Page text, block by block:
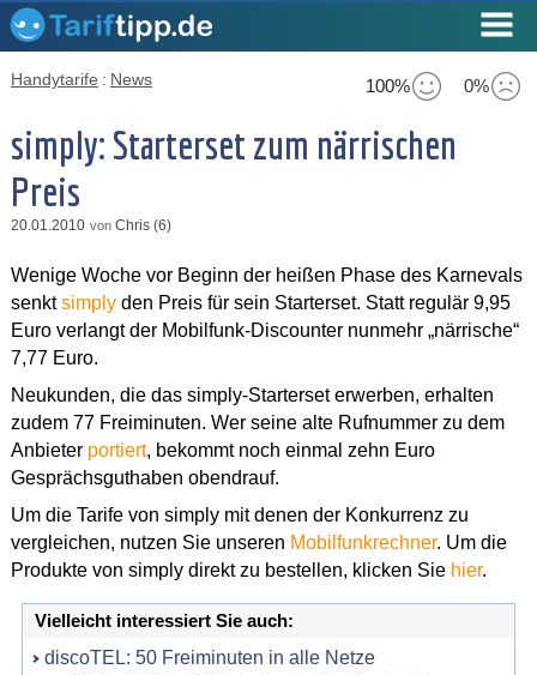
100% 0%
Handytarife : News
simply: Starterset zum närrischen
Preis
20.01.2010 von Chris (6)
Wenige Woche vor Beginn der heißen Phase des Karnevals
senktsimplyden Preis für sein Starterset. Statt regulär 9,95
Euro verlangt der Mobilfunk-Discounter nunmehr „närrische“
7,77 Euro.
Neukunden, die das simply-Starterset erwerben, erhalten
zudem 77 Freiminuten. Wer seine alte Rufnummer zu dem
Anbieter portiert, bekommt noch einmal zehn Euro
Gesprächsguthaben obendrauf.
Um die Tarife von simply mit denen der Konkurrenz zu
vergleichen, nutzen Sie unseren Mobilfunkrechner. Um die
Produkte von simply direkt zu bestellen, klicken Sie hier.
Vielleicht interessiert Sie auch:
discoTEL: 50 Freiminuten in alle Netze